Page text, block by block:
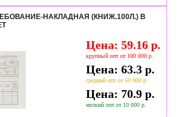
НАКЛАДНАЯ (КНИЖ.100Л.) В
Цена: 59.16 р.
крупный опт от 100 000 р.
Цена: 63.3 р.
средний опт от 50 000 р.
Цена: 70.9 р.
мелкий опт от 10 000 р.